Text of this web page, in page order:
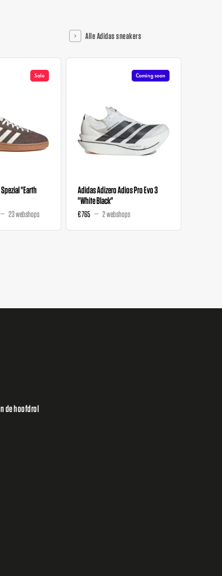
Alle Adidas sneakers
Sale
"Earth
23 webshops
Coming soon
Adidas Adizero Adios Pro Evo 3
"White Black"
€ 765 2 webshops
de hoofdrol